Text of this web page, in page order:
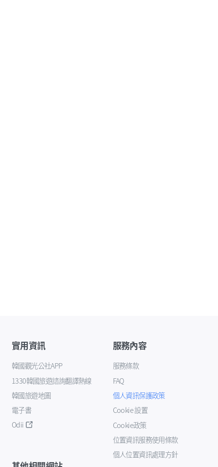
實用資訊
韓國觀光公社APP
1330韓國旅遊諮詢翻譯熱線
韓國旅遊地圖
電子書
Odii
服務內容
服務條款
FAQ
個人資訊保護政策
Cookie 設置
Cookie政策
位置資訊服務使用條款
個人位置資訊處理方針